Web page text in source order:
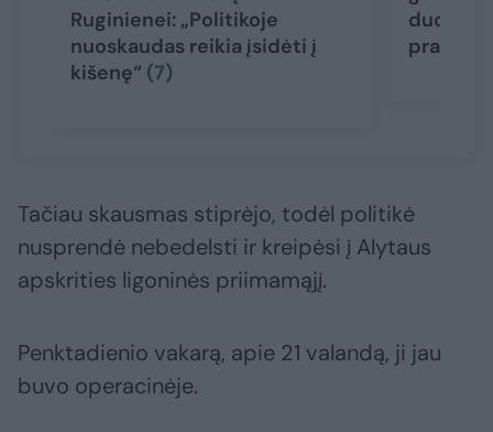
Ruginienei: „Politikoje
nuoskaudas reikia įsidėti į
kišenę“ (7)
pradėtų
Tačiau skausmas stiprėjo, todėl politikė
nusprendė nebedelsti ir kreipėsi į Alytaus
apskrities ligoninės priimamąjį.
Penktadienio vakarą, apie 21 valandą, ji jau
buvo operacinėje.